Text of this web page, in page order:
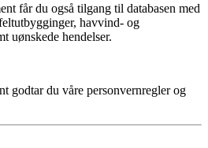
får du også tilgang til databasen med
havvind- og
uønskede hendelser.
godtar du våre personvernreglerog